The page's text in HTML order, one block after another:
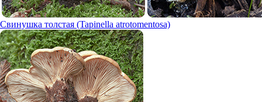
Свинушка толстая (Tapinella atrotomentosa)